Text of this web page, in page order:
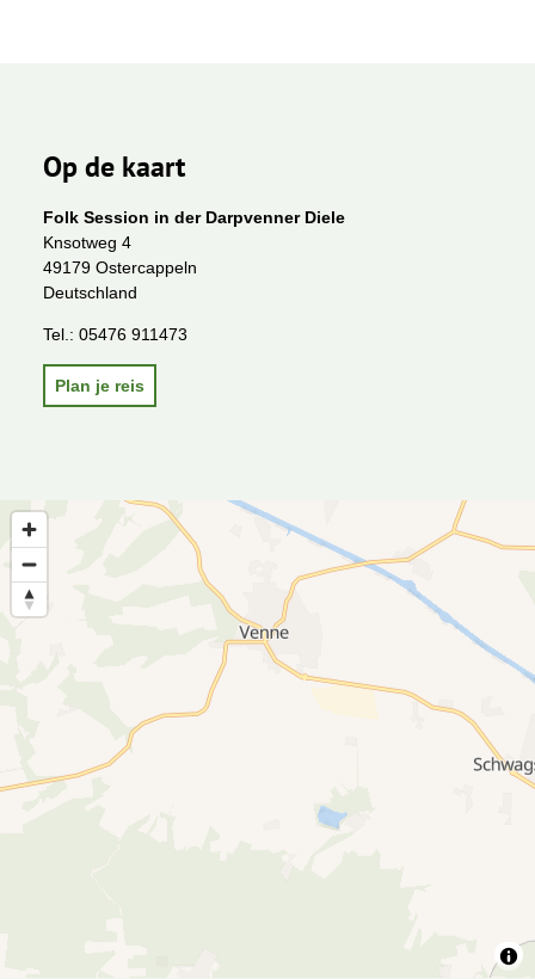
Op de kaart
Folk Session in der Darpvenner Diele
Knsotweg 4
49179 Ostercappeln
Deutschland
Tel.: 05476 911473
Plan je reis